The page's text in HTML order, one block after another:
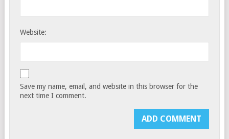
Website:
Save my name, email, and website in this browser for the
next time I comment.